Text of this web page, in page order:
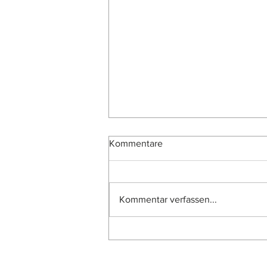
Kommentare
Kommentar verfassen...